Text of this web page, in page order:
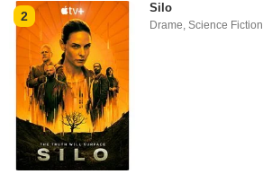
2
Silo
Drame,Science Fiction